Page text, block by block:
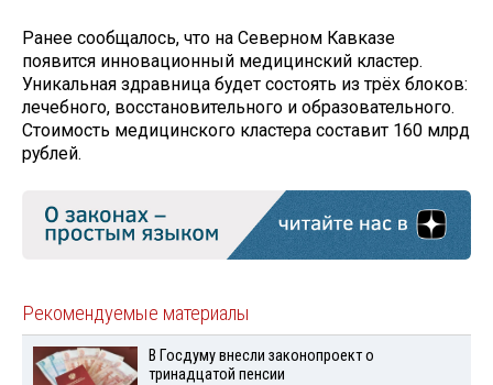
Ранее сообщалось, что на Северном Кавказе
появится инновационный медицинский кластер.
Уникальная здравница будет состоять из трёх блоков:
лечебного, восстановительного и образовательного.
Стоимость медицинского кластера составит 160 млрд
рублей.
Рекомендуемые материалы
В Госдуму внесли законопроект о
тринадцатой пенсии